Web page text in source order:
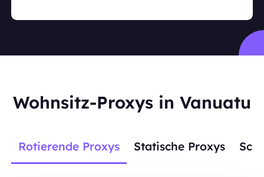
Wohnsitz-Proxys in Vanuatu
Rotierende Proxys Statische Proxys